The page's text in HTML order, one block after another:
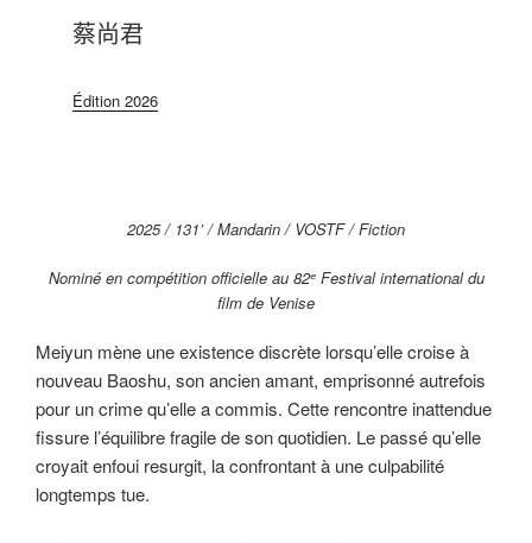
蔡尚君
Édition 2026
2025 / 131’ / Mandarin / VOSTF / Fiction
Nominé en compétition officielle au 82ᵉ Festival international du
film de Venise
Meiyun mène une existence discrète lorsqu’elle croise à
nouveau Baoshu, son ancien amant, emprisonné autrefois
pour un crime qu’elle a commis. Cette rencontre inattendue
fissure l’équilibre fragile de son quotidien. Le passé qu’elle
croyait enfoui resurgit, la confrontant à une culpabilité
longtemps tue.